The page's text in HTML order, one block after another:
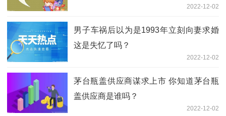
2022-12-02
男子车祸后以为是1993年立刻向妻求婚
这是失忆了吗？
2022-12-02
茅台瓶盖供应商谋求上市 你知道茅台瓶
盖供应商是谁吗？
2022-12-02